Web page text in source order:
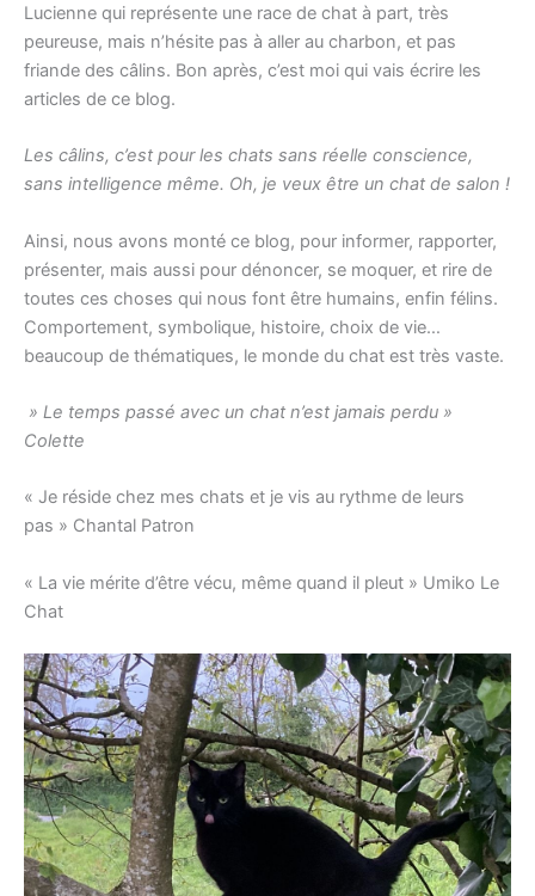
Lucienne qui représente une race de chat à part, très
peureuse, mais n’hésite pas à aller au charbon, et pas
friande des câlins. Bon après, c’est moi qui vais écrire les
articles de ce blog.
Les câlins, c’est pour les chats sans réelle conscience,
sans intelligence même. Oh, je veux être un chat de salon !
Ainsi, nous avons monté ce blog, pour informer, rapporter,
présenter, mais aussi pour dénoncer, se moquer, et rire de
toutes ces choses qui nous font être humains, enfin félins.
Comportement, symbolique, histoire, choix de vie…
beaucoup de thématiques, le monde du chat est très vaste.
» Le temps passé avec un chat n’est jamais perdu »
Colette
« Je réside chez mes chats et je vis au rythme de leurs
pas » Chantal Patron
« La vie mérite d’être vécu, même quand il pleut » Umiko Le
Chat